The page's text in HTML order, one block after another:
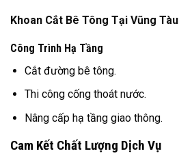
Khoan Cắt Bê Tông Tại Vũng Tàu
Công Trình Hạ Tầng
Cắt đường bê tông.
Thi công cống thoát nước.
Nâng cấp hạ tầng giao thông.
Cam Kết Chất Lượng Dịch Vụ